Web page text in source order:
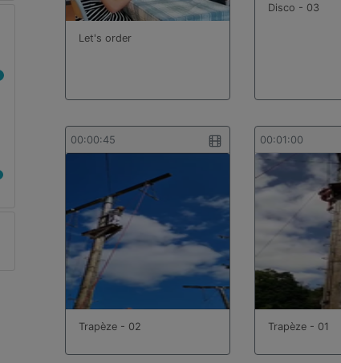
Let's order
Disco - 03
00:00:45
Trapèze - 02
00:01:00
Trapèze - 01